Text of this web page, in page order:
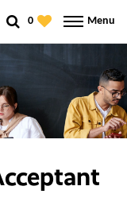
0 Menu